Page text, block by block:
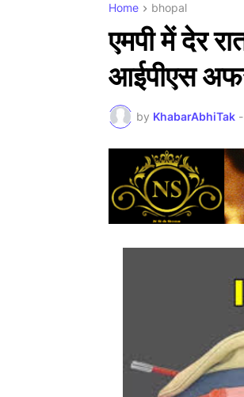
Home bhopal
एमपी में देर
आईपीएस
by KhabarAbhiTak -